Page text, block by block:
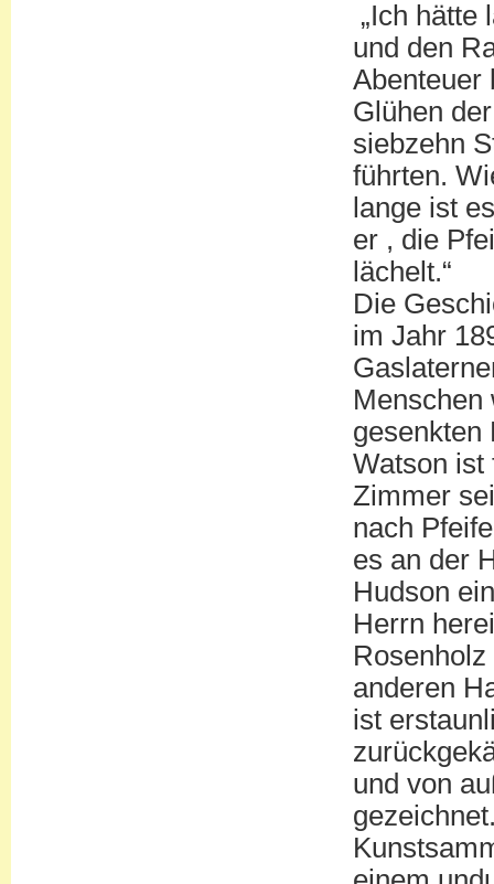
„Ich hätte
und den
Abenteuer
Glühen
siebzehn
führten.
lange ist
er , die
lächelt.“
Die
im Jahr
Menschen
gesenkten
Watson ist
Zimmer
nach
es an der
Hudson
Herrn
anderen
ist
und von